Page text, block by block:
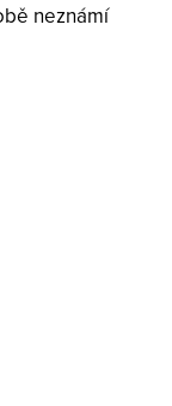
neznámí